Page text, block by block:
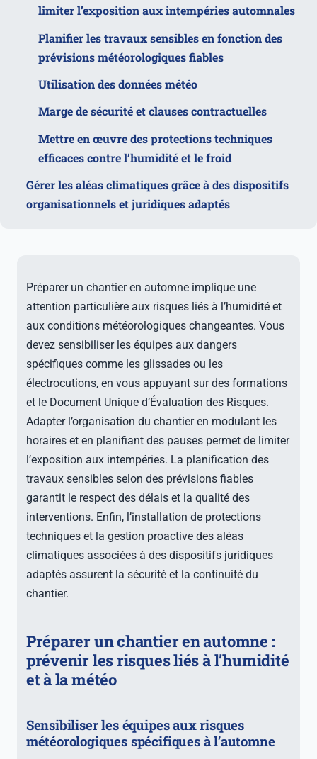
limiter l’exposition aux intempéries automnales
Planifier les travaux sensibles en fonction des
prévisions météorologiques fiables
Utilisation des données météo
Marge de sécurité et clauses contractuelles
Mettre en œuvre des protections techniques
efficaces contre l’humidité et le froid
Gérer les aléas climatiques grâce à des dispositifs
organisationnels et juridiques adaptés
Préparer un chantier en automne implique une
attention particulière aux risques liés à l’humidité et
aux conditions météorologiques changeantes. Vous
devez sensibiliser les équipes aux dangers
spécifiques comme les glissades ou les
électrocutions, en vous appuyant sur des formations
et le Document Unique d’Évaluation des Risques.
Adapter l’organisation du chantier en modulant les
horaires et en planifiant des pauses permet de limiter
l’exposition aux intempéries. La planification des
travaux sensibles selon des prévisions fiables
garantit le respect des délais et la qualité des
interventions. Enfin, l’installation de protections
techniques et la gestion proactive des aléas
climatiques associées à des dispositifs juridiques
adaptés assurent la sécurité et la continuité du
chantier.
Préparer un chantier en automne :
prévenir les risques liés à l’humidité
et à la météo
Sensibiliser les équipes aux risques
météorologiques spécifiques à l’automne